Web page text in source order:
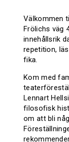
Välkommen
Frölichs väg
innehållsrik
repetition,
fika.
Kom med
Lennart
filosofisk
om att bli